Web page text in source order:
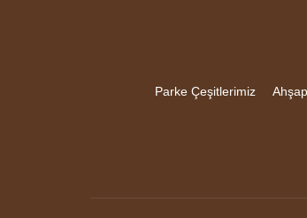
Parke Çeşitlerimiz